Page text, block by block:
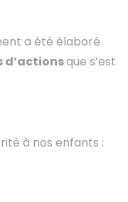
a été élaboré
d’actionsque s’est
à nos enfants :